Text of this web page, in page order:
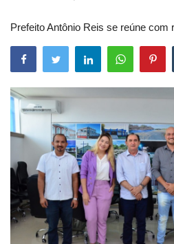
Secretarias e Órgãos
Mural de Licitações
Notícias
Vídeos
Webmail
Contato
Prefeito Antônio Reis se reúne com